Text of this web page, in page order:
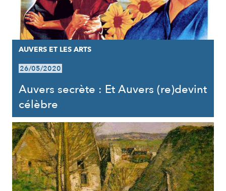
AUVERS ET LES ARTS
26/05/2020
Auvers secrète : Et Auvers (re)devint
célèbre